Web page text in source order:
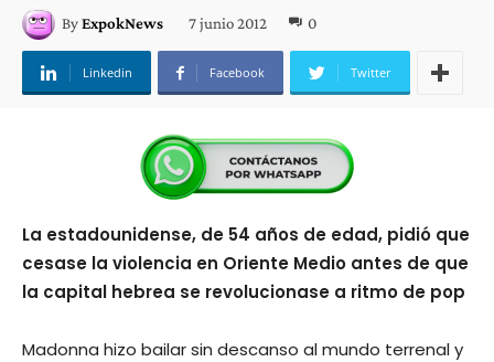
ByExpokNews 7 junio 2012 0
Linkedin Facebook Twitter
La estadounidense, de 54 años de edad, pidió que
cesase la violencia en Oriente Medio antes de que
la capital hebrea se revolucionase a ritmo de pop
Madonna hizo bailar sin descanso al mundo terrenal y